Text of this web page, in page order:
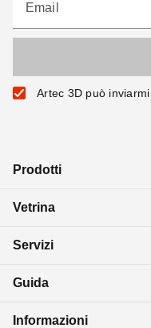
Email
Artec 3D può
Prodotti
Vetrina
Servizi
Guida
Informazioni